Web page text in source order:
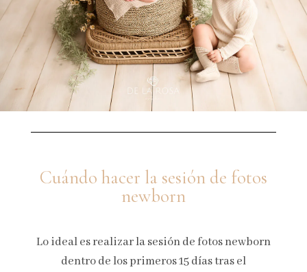
Cuándo hacer la sesión de fotos
newborn
Lo ideal es realizar la sesión de fotos newborn
dentro de los primeros 15 días tras el